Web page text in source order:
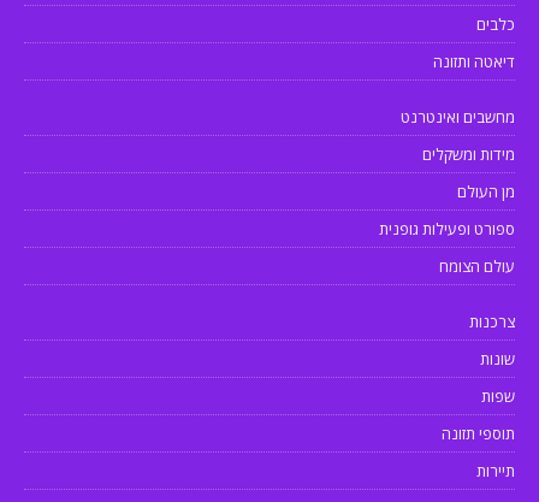
כלבים
דיאטה ותזונה
מחשבים ואינטרנט
מידות ומשקלים
מן העולם
ספורט ופעילות גופנית
עולם הצומח
צרכנות
שונות
שפות
תוספי תזונה
תיירות